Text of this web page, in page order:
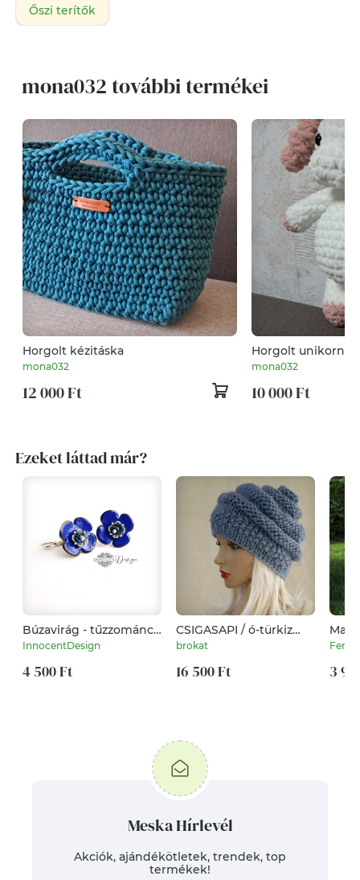
Őszi terítők
mona032 további termékei
Horgolt kézitáska
mona032
12 000 Ft
Horgolt unikornis
mona032
10 000 Ft
Ezeket láttad már?
Búzavirág - tűzzománc
fülbevaló
InnocentDesign
4 500 Ft
CSIGASAPI / ó-türkiz
vagy "pávakék" - kézzel
brokat
16 500 Ft 3
Meska Hírlevél
Akciók, ajándékötletek, trendek, top
termékek!